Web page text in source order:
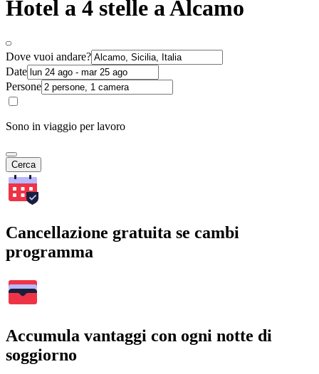
Hotel a 4 stelle a Alcamo
Dove vuoi andare?
Date
Persone
Sono in viaggio per lavoro
Cerca
Cancellazione gratuita se cambi
programma
Accumula vantaggi con ogni notte di
soggiorno